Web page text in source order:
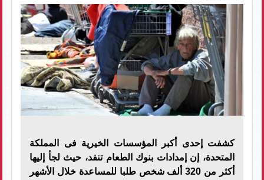
كشفت إحدى أكبر المؤسسات الخيرية فى المملكة
المتحدة، إن إمدادات بنوك الطعام تنفد، حيث لجأ إليها
أكثر من 320 ألف شخص طلبا للمساعدة خلال الأشهر